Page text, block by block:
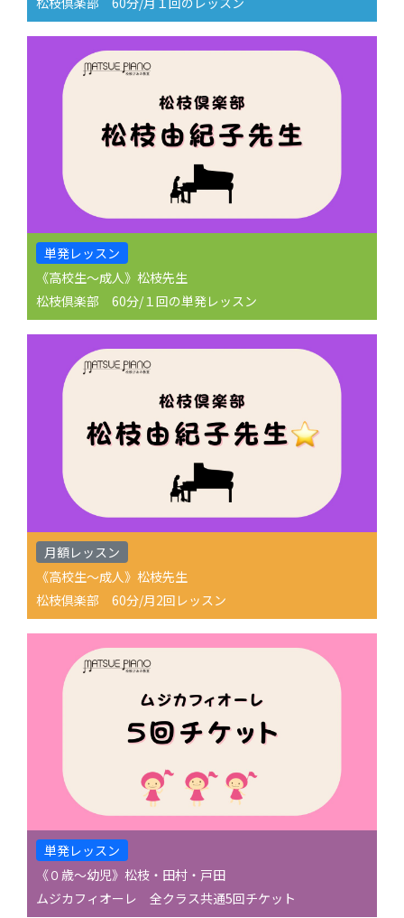
単発レッスン
《高校生〜成人》松枝先生
松枝倶楽部 60分/１回の単発レッスン
月額レッスン
《高校生〜成人》松枝先生
松枝倶楽部 60分/月2回レッスン
単発レッスン
《０歳〜幼児》松枝・田村・戸田
ムジカフィオーレ 全クラス共通5回チケット